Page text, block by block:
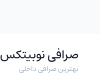
صرافی نوبیتکس
بهترین صرافی داخلی